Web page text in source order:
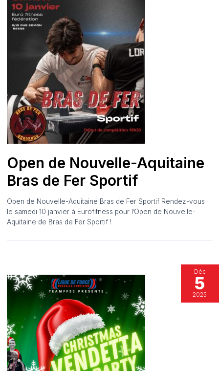
Open de Nouvelle-Aquitaine
Bras de Fer Sportif
Open de Nouvelle-Aquitaine Bras de Fer Sportif Rendez-vous
le samedi 10 janvier à Eurofitness pour l’Open de Nouvelle-
Aquitaine de Bras de Fer Sportif !
Déc
5
2025